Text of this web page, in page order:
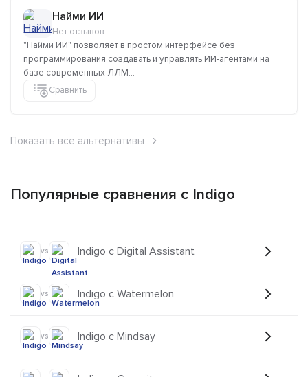
Найми ИИ
Нет отзывов
"Найми ИИ" позволяет в простом интерфейсе без
программирования создавать и управлять ИИ-агентами на
базе современных ЛЛМ...
Сравнить
Показать все альтернативы
Популярные сравнения с Indigo
vs Indigo с Digital Assistant
vs Indigo с Watermelon
vs Indigo с Mindsay